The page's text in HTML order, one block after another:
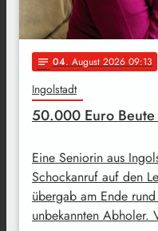
notes 04. August 2026 09:13
Ingolstadt
50.000 Euro
Eine Seniorin aus
Schockanruf auf den
übergab am Ende
unbekannten